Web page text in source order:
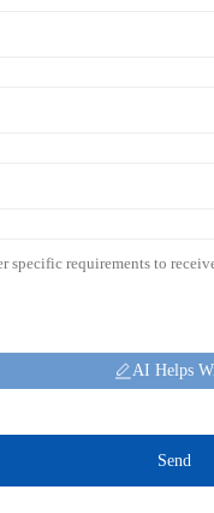
AI Helps
Send